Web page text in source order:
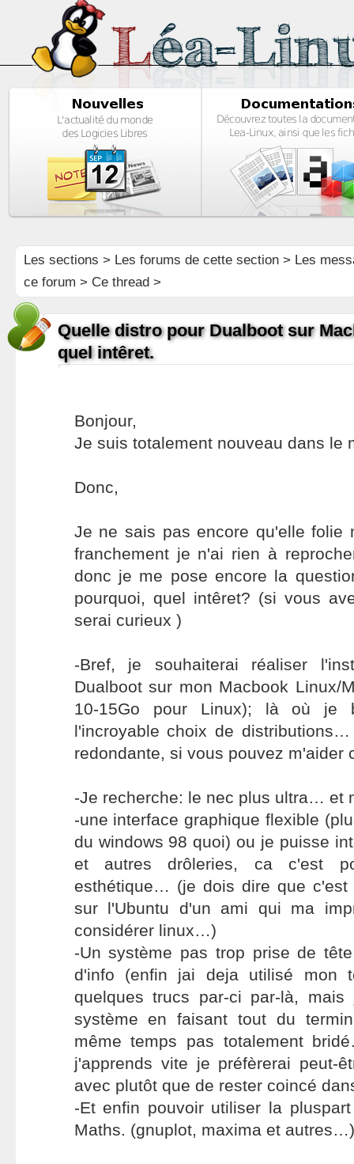
Les sections > Les forums de cette section> Les
ce forum > Ce thread >
Quelle distro pour Dualboot sur
quel intêret.
Bonjour,
Je suis totalement nouveau dans le
Donc,
Je ne sais pas encore qu'elle folie
franchement je n'ai rien à
donc je me pose encore la
pourquoi, quel intêret? (si vous
serai curieux )
-Bref, je souhaiterai réaliser
Dualboot sur mon Macbook Linux/
10-15Go pour Linux); là où je
l'incroyable choix de
redondante, si vous pouvez
-Je recherche: le nec plus ultra… et
-une interface graphique flexible
du windows 98 quoi) ou je puisse
et autres drôleries, ca c'est
esthétique… (je dois dire que c'est
sur l'Ubuntu d'un ami qui ma
considérer linux…)
-Un système pas trop prise de
d'info (enfin jai deja utilisé mon
quelques trucs par-ci par-là,
système en faisant tout du
même temps pas totalement
j'apprends vite je préfèrerai peut-
avec plutôt que de rester coincé
-Et enfin pouvoir utiliser la
Maths. (gnuplot, maxima et autres…)